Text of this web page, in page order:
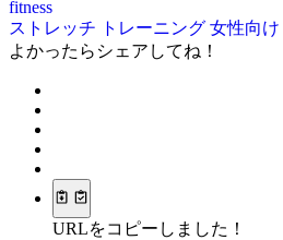
fitness
ストレッチ
トレーニング 女性向け
よかったらシェアしてね！
URLをコピーしました！